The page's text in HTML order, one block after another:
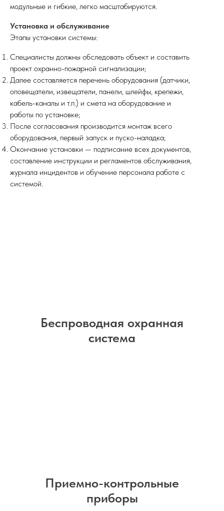
модульные и гибкие, легко масштабируются.
Установка и обслуживание
Этапы установки системы:
Специалисты должны обследовать объект и составить
проект охранно-пожарной сигнализации;
Далее составляется перечень оборудования (датчики,
оповещатели, извещатели, панели, шлейфы, крепежи,
кабель-каналы и т.п.) и смета на оборудование и
работы по установке;
После согласования производится монтаж всего
оборудования, первый запуск и пуско-наладка;
Окончание установки — подписание всех документов,
составление инструкции и регламентов обслуживания,
журнала инцидентов и обучение персонала работе с
системой.
Беспроводная охранная
система
Приемно-контрольные
приборы